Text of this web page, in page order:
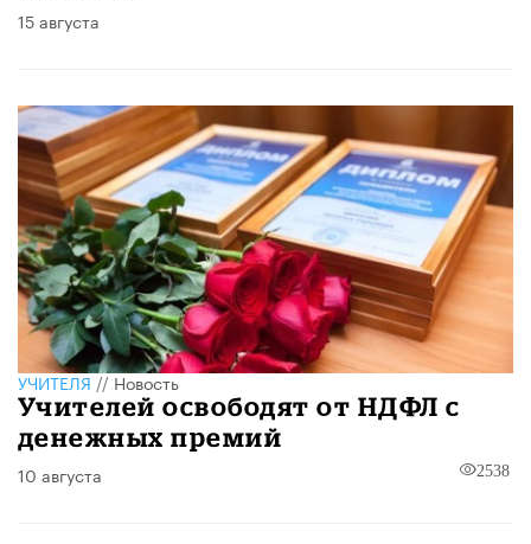
15 августа
УЧИТЕЛЯ//Новость
Учителей освободят от НДФЛ с
денежных премий
10 августа 2538